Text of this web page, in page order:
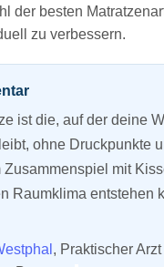
der besten
zu verbessern.
ist die, auf der deine
ohne Druckpunkte
Zusammenspiel mit
Raumklima entstehen
, Praktischer